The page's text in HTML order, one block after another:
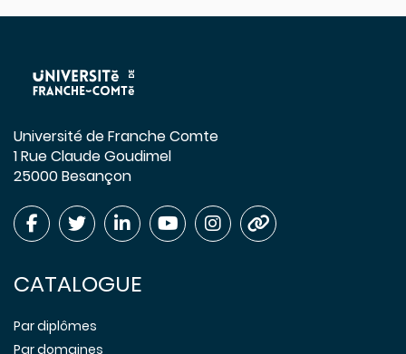
Université de Franche Comte
1 Rue Claude Goudimel
25000 Besançon
CATALOGUE
Par diplômes
Par domaines